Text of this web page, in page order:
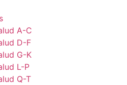
A-C
D-F
G-K
L-P
Q-T